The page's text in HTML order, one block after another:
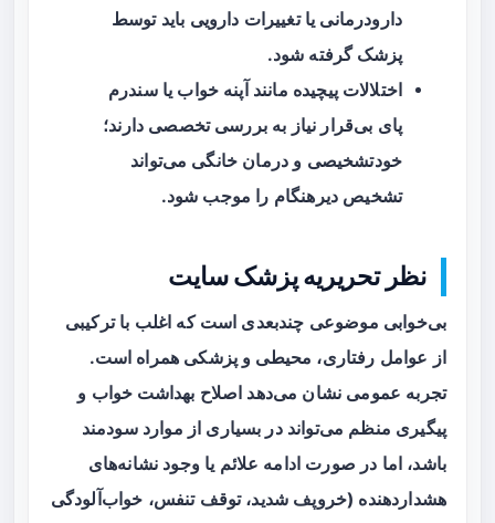
دارودرمانی یا تغییرات دارویی باید توسط
پزشک گرفته شود.
اختلالات پیچیده مانند آپنه خواب یا سندرم
پای بی‌قرار نیاز به بررسی تخصصی دارند؛
خودتشخیصی و درمان خانگی می‌تواند
تشخیص دیرهنگام را موجب شود.
نظر تحریریه پزشک سایت
بی‌خوابی موضوعی چندبعدی است که اغلب با ترکیبی
از عوامل رفتاری، محیطی و پزشکی همراه است.
تجربه عمومی نشان می‌دهد اصلاح بهداشت خواب و
پیگیری منظم می‌تواند در بسیاری از موارد سودمند
باشد، اما در صورت ادامه علائم یا وجود نشانه‌های
هشداردهنده (خروپف شدید، توقف تنفس، خواب‌آلودگی